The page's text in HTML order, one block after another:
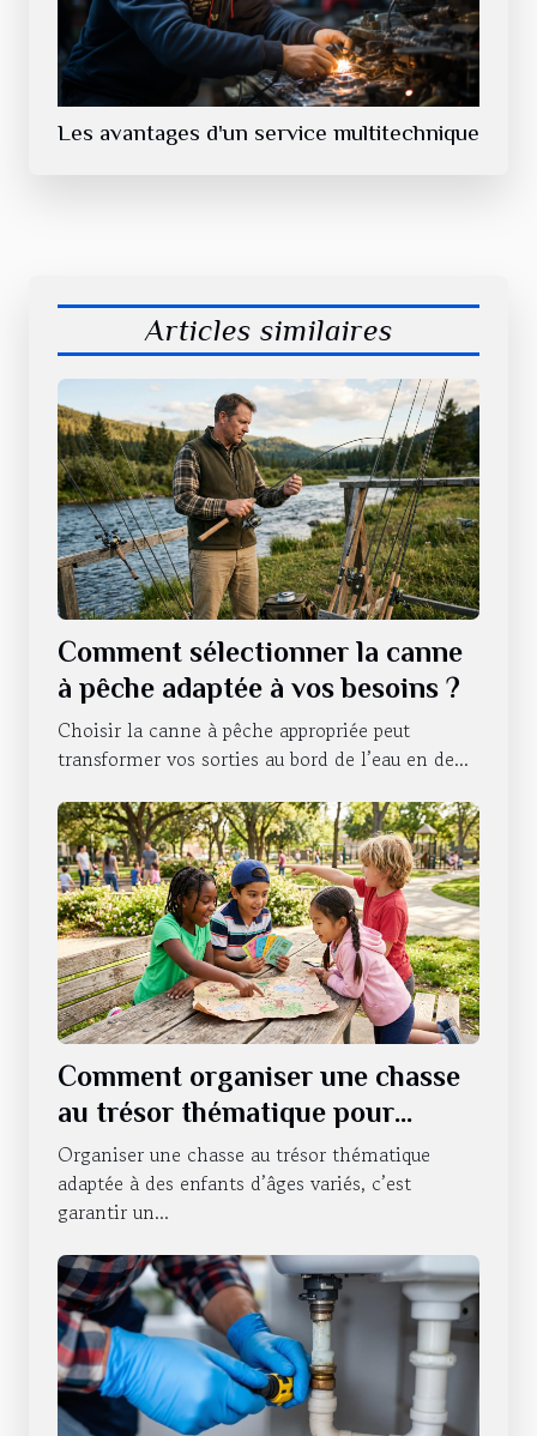
Les avantages d'un service multitechnique
Articles similaires
Comment sélectionner la canne
à pêche adaptée à vos besoins ?
Choisir la canne à pêche appropriée peut
transformer vos sorties au bord de l’eau en de...
Comment organiser une chasse
au trésor thématique pour
enfants de différents âges ?
Organiser une chasse au trésor thématique
adaptée à des enfants d’âges variés, c’est
garantir un...